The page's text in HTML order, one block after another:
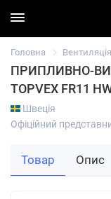
Головна Вентиляція
ПРИПЛИВНО-
TOPVEX FR11
Швеція
Офіційний
Товар Опис